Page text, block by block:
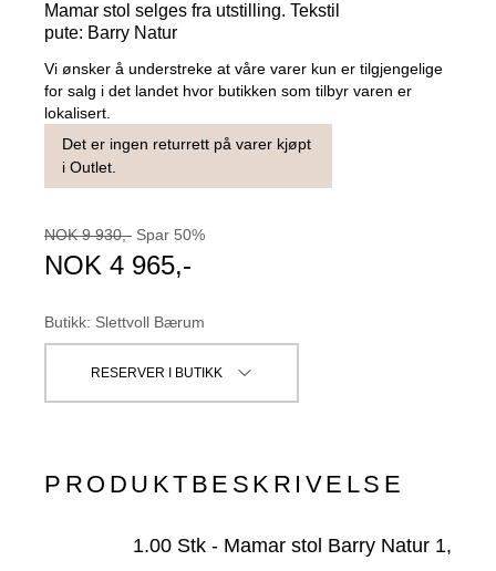
Mamar stol selges fra utstilling. Tekstil
pute: Barry Natur
Vi ønsker å understreke at våre varer kun er tilgjengelige
for salg i det landet hvor butikken som tilbyr varen er
lokalisert.
Det er ingen returrett på varer kjøpt
i Outlet.
NOK 9 930,- Spar 50%
NOK 4 965,-
Butikk: Slettvoll Bærum
RESERVER I BUTIKK
PRODUKTBESKRIVELSE
1.00 Stk - Mamar stol Barry Natur 1,